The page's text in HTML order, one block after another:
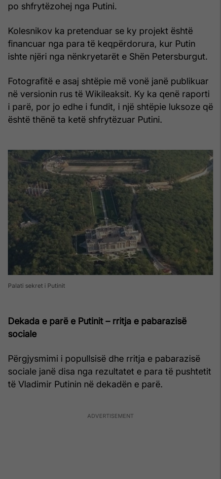
po shfrytëzohej nga Putini.
Kolesnikov ka pretenduar se ky projekt është
financuar nga para të keqpërdorura, kur Putin
ishte njëri nga nënkryetarët e Shën Petersburgut.
Fotografitë e asaj shtëpie më vonë janë publikuar
në versionin rus të Wikileaksit. Ky ka qenë raporti
i parë, por jo edhe i fundit, i një shtëpie luksoze që
është thënë ta ketë shfrytëzuar Putini.
Palati sekret i Putinit
Dekada e parë e Putinit – rritja e pabarazisë
sociale
Përgjysmimi i popullsisë dhe rritja e pabarazisë
sociale janë disa nga rezultatet e para të pushtetit
të Vladimir Putinin në dekadën e parë.